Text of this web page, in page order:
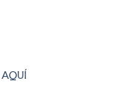
AQUÍ